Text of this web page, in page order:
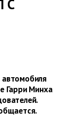
С
Гарри Минха